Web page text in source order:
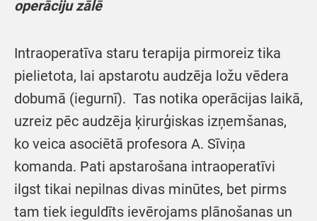
operāciju zālē
Intraoperatīva staru terapija pirmoreiz tika
pielietota, lai apstarotu audzēja ložu vēdera
dobumā (iegurnī). Tas notika operācijas laikā,
uzreiz pēc audzēja ķirurģiskas izņemšanas,
ko veica asociētā profesora A. Sīviņa
komanda. Pati apstarošana intraoperatīvi
ilgst tikai nepilnas divas minūtes, bet pirms
tam tiek ieguldīts ievērojams plānošanas un